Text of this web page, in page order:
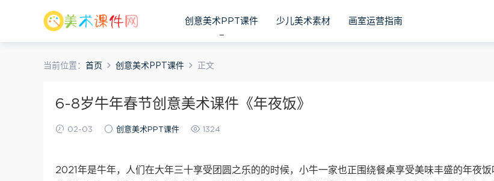
创意美术PPT课件 少儿美术素材 画室运营指南
当前位置： 首页 创意美术PPT课件 正文
6-8岁牛年春节创意美术课件《年夜饭》
02-03 创意美术PPT课件 1324
2021年是牛年，人们在大年三十享受团圆之乐的的时候，小牛一家也正围绕餐桌享受美味丰盛的年夜饭